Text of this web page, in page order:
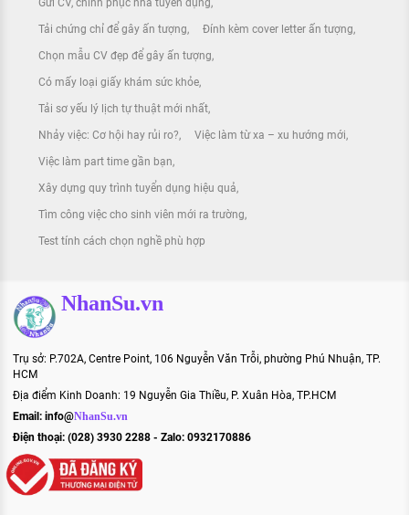
Gửi CV, chinh phục nhà tuyển dụng
Tải chứng chỉ để gây ấn tượng Đính kèm cover letter ấn tượng
Chọn mẫu CV đẹp để gây ấn tượng
Có mấy loại giấy khám sức khỏe
Tải sơ yếu lý lịch tự thuật mới nhất
Nhảy việc: Cơ hội hay rủi ro? Việc làm từ xa – xu hướng mới
Việc làm part time gần bạn
Xây dựng quy trình tuyển dụng hiệu quả
Tìm công việc cho sinh viên mới ra trường
Test tính cách chọn nghề phù hợp
NhanSu.vn
Trụ sở: P.702A, Centre Point, 106 Nguyễn Văn Trỗi, phường Phú Nhuận, TP.
HCM
Địa điểm Kinh Doanh: 19 Nguyễn Gia Thiều, P. Xuân Hòa, TP.HCM
Email: info@NhanSu.vn
Điện thoại: (028) 3930 2288 - Zalo: 0932170886